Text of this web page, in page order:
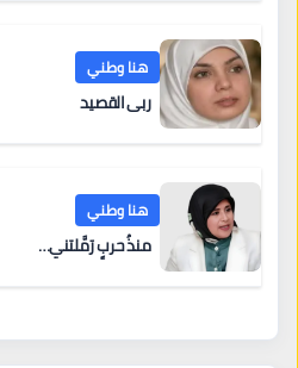
هنا وطني
ربى القصيد
هنا وطني
منذُ حربٍ رَمَّلتني…